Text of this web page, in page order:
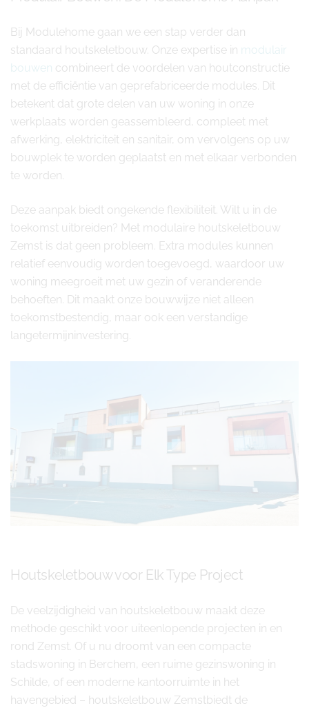
Bij Modulehome gaan we een stap verder dan
standaard houtskeletbouw. Onze expertise in modulair
bouwen combineert de voordelen van houtconstructie
met de efficiëntie van geprefabriceerde modules. Dit
betekent dat grote delen van uw woning in onze
werkplaats worden geassembleerd, compleet met
afwerking, elektriciteit en sanitair, om vervolgens op uw
bouwplek te worden geplaatst en met elkaar verbonden
te worden.
Deze aanpak biedt ongekende flexibiliteit. Wilt u in de
toekomst uitbreiden? Met modulaire houtskeletbouw
Zemst is dat geen probleem. Extra modules kunnen
relatief eenvoudig worden toegevoegd, waardoor uw
woning meegroeit met uw gezin of veranderende
behoeften. Dit maakt onze bouwwijze niet alleen
toekomstbestendig, maar ook een verstandige
langetermijninvestering.
Houtskeletbouw voor Elk Type Project
De veelzijdigheid van houtskeletbouw maakt deze
methode geschikt voor uiteenlopende projecten in en
rond Zemst. Of u nu droomt van een compacte
stadswoning in Berchem, een ruime gezinswoning in
Schilde, of een moderne kantoorruimte in het
havengebied – houtskeletbouw Zemstbiedt de